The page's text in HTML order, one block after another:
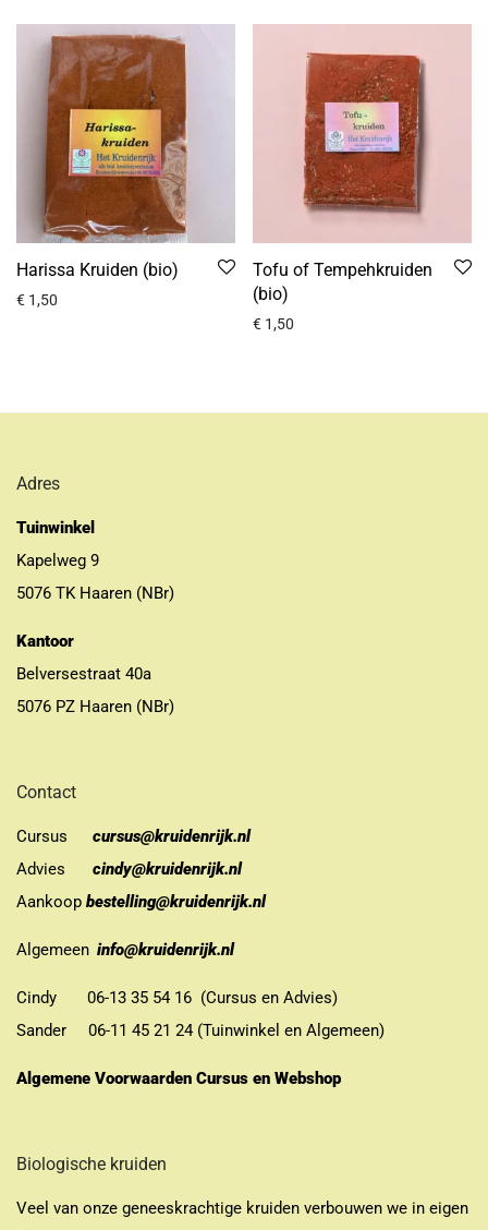
Harissa Kruiden (bio)
€ 1,50
Tofu of Tempehkruiden
(bio)
€ 1,50
Adres
Tuinwinkel
Kapelweg 9
5076 TK Haaren (NBr)
Kantoor
Belversestraat 40a
5076 PZ Haaren (NBr)
Contact
Cursus
cursus@kruidenrijk.nl
Advies
cindy@kruidenrijk.nl
Aankoop bestelling@kruidenrijk.nl
Algemeen info@kruidenrijk.nl
Cindy 06-13 35 54 16 (Cursus en Advies)
Sander 06-11 45 21 24 (Tuinwinkel en Algemeen)
Algemene Voorwaarden Cursus en Webshop
Biologische kruiden
Veel van onze geneeskrachtige kruiden verbouwen we in eigen